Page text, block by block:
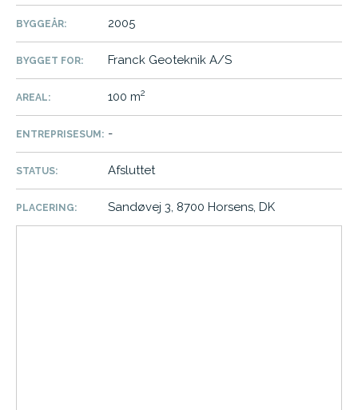
BYGGEÅR: 2005
BYGGET FOR: Franck Geoteknik A/S
AREAL: 100 m2
ENTREPRISESUM: -
STATUS: Afsluttet
PLACERING: Sandøvej 3, 8700 Horsens, DK